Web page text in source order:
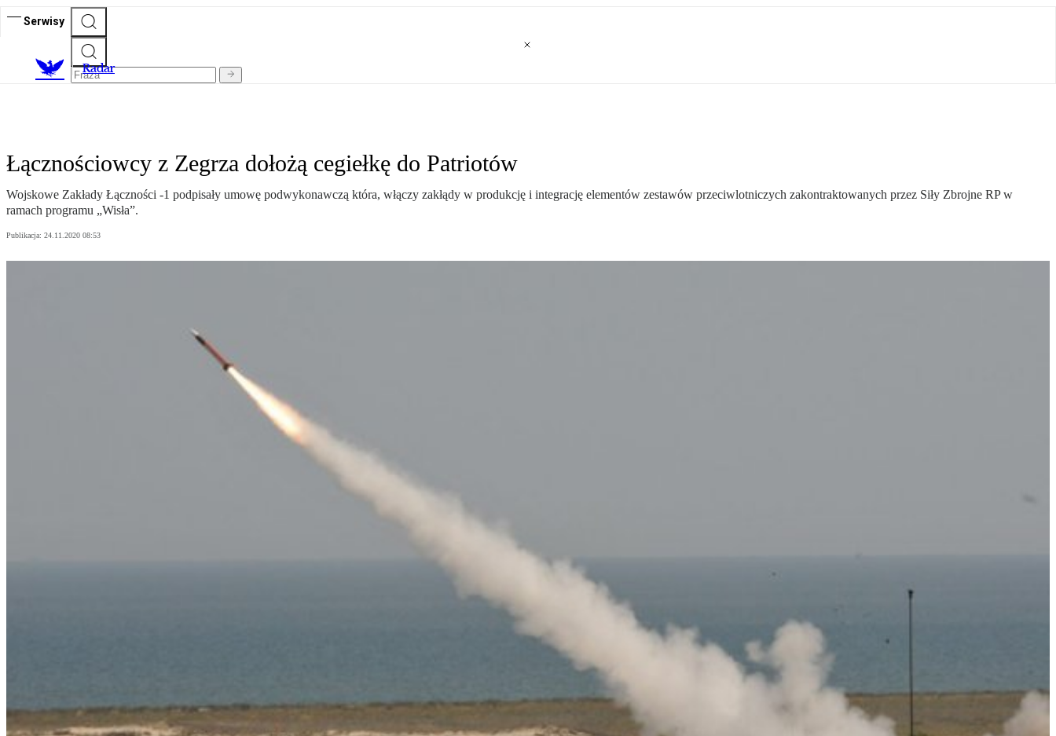
Serwisy
Radar
Łącznościowcy z Zegrza dołożą cegiełkę do Patriotów
Wojskowe Zakłady Łączności -1 podpisały umowę podwykonawczą która, włączy zakłądy w produkcję i integrację elementów zestawów przeciwlotniczych zakontraktowanych przez Siły Zbrojne RP w
ramach programu „Wisła”.
Publikacja: 24.11.2020 08:53